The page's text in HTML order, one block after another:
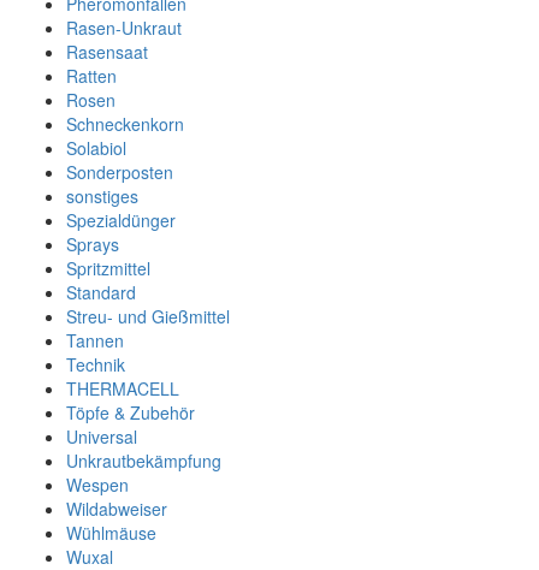
Rasen-Unkraut
Rasensaat
Ratten
Rosen
Schneckenkorn
Solabiol
Sonderposten
sonstiges
Spezialdünger
Sprays
Spritzmittel
Standard
Streu- und Gießmittel
Tannen
Technik
THERMACELL
Töpfe & Zubehör
Universal
Unkrautbekämpfung
Wespen
Wildabweiser
Wühlmäuse
Wuxal